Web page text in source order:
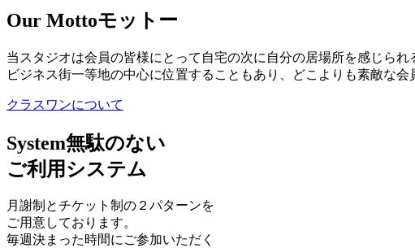
Our Mottoモットー
当スタジオは会員の皆様にとって自宅の次に自分の居場所を感じら
ビジネス街一等地の中心に位置することもあり、どこよりも素敵な会
クラスワンについて
System無駄のない
ご利用システム
月謝制とチケット制の２パターンを
ご用意しております。
毎週決まった時間にご参加いただく